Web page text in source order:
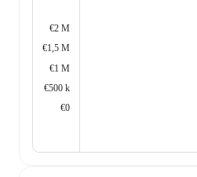
€2 M
€1,5 M
€1 M
€500 k
€0